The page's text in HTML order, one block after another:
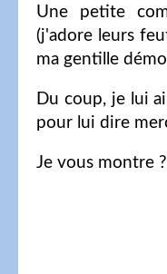
Une petite
(j'adore leurs
ma gentille
Du coup, je lui
pour lui dire
Je vous montre ?